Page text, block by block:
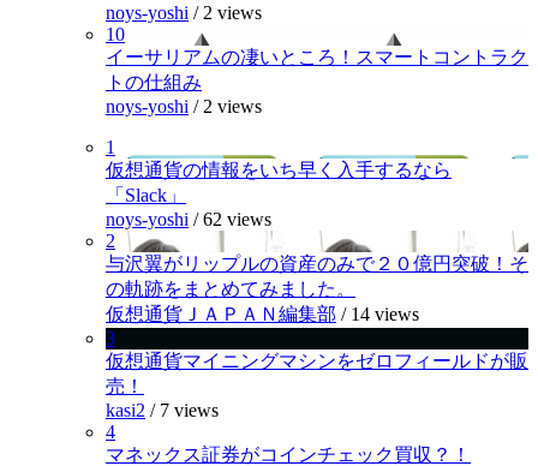
noys-yoshi / 2 views
10
イーサリアムの凄いところ！スマートコントラク
トの仕組み
noys-yoshi / 2 views
1
仮想通貨の情報をいち早く入手するなら
「Slack」
noys-yoshi /62 views
2
与沢翼がリップルの資産のみで２０億円突破！そ
の軌跡をまとめてみました。
仮想通貨ＪＡＰＡＮ編集部 / 14 views
3
仮想通貨マイニングマシンをゼロフィールドが販
売！
kasi2 / 7 views
4
マネックス証券がコインチェック買収？！